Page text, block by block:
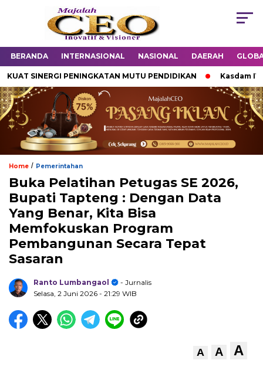
BERANDA INTERNASIONAL NASIONAL DAERAH
SINERGI PENINGKATAN MUTU PENDIDIKAN Kasdam IV/
Home / Pemerintahan
Buka Pelatihan Petugas SE 2026,
Bupati Tapteng : Dengan Data
Yang Benar, Kita Bisa
Memfokuskan Program
Pembangunan Secara Tepat
Sasaran
Ranto Lumbangaol
- Jurnalis
Selasa, 2 Juni 2026 - 21:29 WIB
A A A